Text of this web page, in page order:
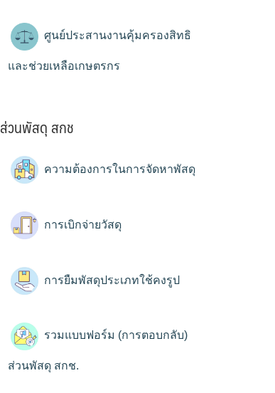
ศูนย์ประสานงานคุ้มครองสิทธิ
และช่วยเหลือเกษตรกร
ส่วนพัสดุ สกช
ความต้องการในการจัดหาพัสดุ
การเบิกจ่ายวัสดุ
การยืมพัสดุประเภทใช้คงรูป
รวมแบบฟอร์ม (การตอบกลับ)
ส่วนพัสดุ สกช.